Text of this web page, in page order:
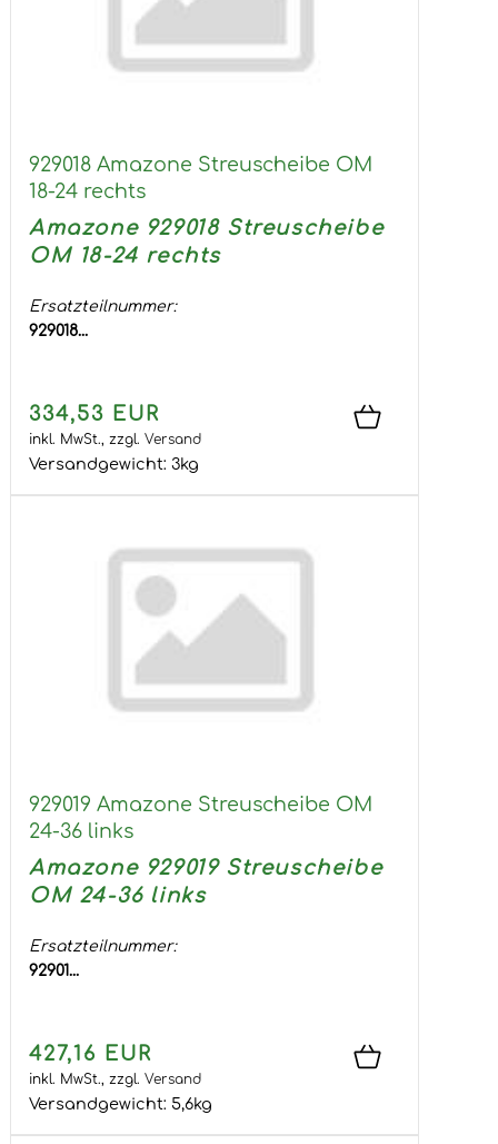
929018 Amazone Streuscheibe OM
18-24 rechts
Amazone 929018 Streuscheibe
OM 18-24 rechts
Ersatzteilnummer:
929018...
334,53 EUR
inkl. MwSt., zzgl. Versand
Versandgewicht: 3kg
929019 Amazone Streuscheibe OM
24-36 links
Amazone 929019 Streuscheibe
OM 24-36 links
Ersatzteilnummer:
92901...
427,16 EUR
inkl. MwSt., zzgl. Versand
Versandgewicht: 5,6kg